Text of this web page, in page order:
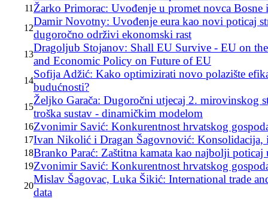
11 Žarko Primorac: Uvođenje u promet novca
12
Damir Novotny: Uvođenje eura kao novi poticaj
dugoročno održivi ekonomski rast
13
Dragoljub Stojanov: Shall EU Survive - EU on
and Economic Policy on Future of EU
14
Sofija Adžić: Kako optimizirati novo polazište
budućnosti?
15
Željko Garača: Dugoročni utjecaj 2. mirovinskog
troška sustav - dinamičkim modelom
16Zvonimir Savić: Konkurentnost hrvatskog
17Ivan Nikolić i Dragan Šagovnović: Konsolidacija,
18Branko Parać: Zaštitna kamata kao najbolji
19Zvonimir Savić: Konkurentnost hrvatskog
20
Mislav Šagovac, Luka Šikić: International trade
data